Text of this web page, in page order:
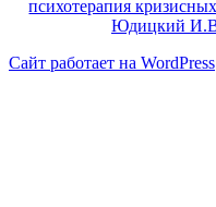
Сайт работает на WordPress